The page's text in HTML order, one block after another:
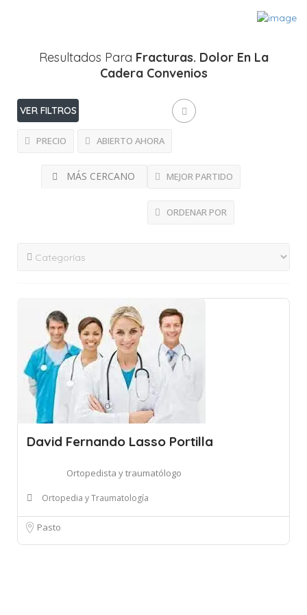
Resultados Para Fracturas. Dolor En La
Cadera Convenios
VER FILTROS
PRECIO ABIERTO AHORA
MÁS CERCANO MEJOR PARTIDO
ORDENAR POR
David Fernando Lasso Portilla
Ortopedista y traumatólogo
Ortopedia y Traumatología
Pasto